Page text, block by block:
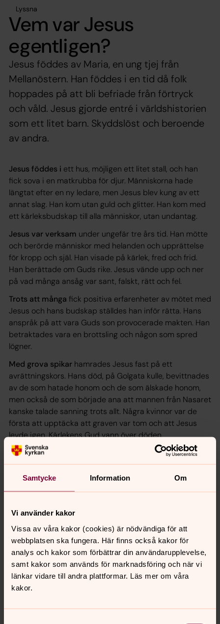
Samtycke Information Om
Vi använder kakor
Vissa av våra kakor (cookies) är nödvändiga för att
webbplatsen ska fungera. Här finns också kakor för
analys och kakor som förbättrar din användarupplevelse,
samt kakor som används för marknadsföring och när vi
länkar vidare till andra plattformar. Läs mer om våra
kakor.
Lyssna
Vem var Jesus
egentligen?
Jesus föddes av Maria, en ung tjej från
Mellanöstern. Han föddes i en tid då folk
hoppades på att bli befriade från förtryck
och våld. Jesus gjorde entré i världshistorien
som ett litet barn. Skyddslöst och beroende
av andra.
Jesus föddes i ett hus, möjligen ett litet stall, och han
fick sova i en matkrubba för djur. Människorna hade
längtat efter en ny ledare, men Jesus blev kung av ett
annat slag. Han kom utan guld och glitter. Han kom med
ett kärleksbudskap till alla människor, utan undantag.
Jesus var verksam under ungefär tre års tid. Han mötte
och berörde människor med helanden och upprättelse
för kropp och själ. Han visade på kärlek, fred och frid.
Han berättade om Guds rike. Jesus vände upp och ner
på vad många ansåg var sant, falskt, rätt och fel.
Trots att många fick positiva erfarenheter av mötet med
Jesus och hans budskap ställdes han inför rätta. Hans
anspråk på att vara Guds son provocerade makten. Han
betraktades vara en brottsling och någon som spred
lögner.
Med grova spikar hamrades Jesus fast på ett
avrättningskors. Hans död, på Golgata kulle, bevittnades
av de som hatade honom och de som älskade honom,
men också de som började ana att mannen från Nasaret
kanske talade sanning trots allt. Några kvinnor var de
första att upptäcka att graven var tom och att Jesus
levde igen. Kärlekens Gud vann över döden.
Detta märkliga mysterium
fortsätter att fascinera
människor över hela vår värld än idag, nästan 2 000 år
senare. Också i vår värld, i vårt samhälle och vardag,
pressas av krav och orimligheter. Vi är många som
längtar efter förändring och efter ljus i en mörk tid.
Att Jesus idagär en levande verklighet är inte enkelt att
förstå eller begripa. Men trots allt gör människor detta:
tror på Jesus, får sina liv förändrade och blir inspirerade
att leva med honom som förebild.
/Johanna Olander, teolog